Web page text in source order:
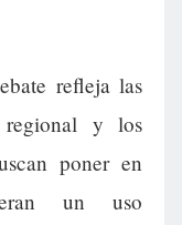
refleja las
regional y los
poner en
un uso